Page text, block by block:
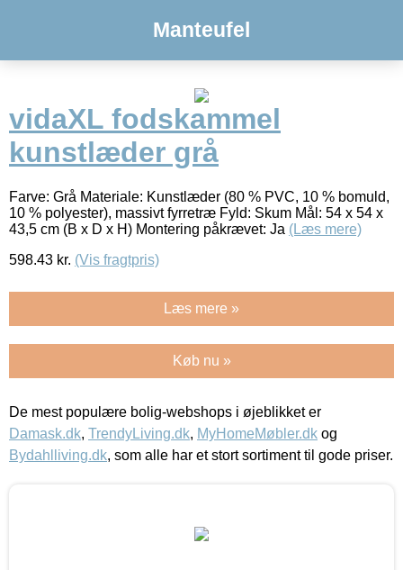
Manteufel
vidaXL fodskammel
kunstlæder grå
Farve: Grå Materiale: Kunstlæder (80 % PVC, 10 % bomuld,
10 % polyester), massivt fyrretræ Fyld: Skum Mål: 54 x 54 x
43,5 cm (B x D x H) Montering påkrævet: Ja (Læs mere)
598.43 kr. (Vis fragtpris)
Læs mere »
Køb nu »
De mest populære bolig-webshops i øjeblikket er
Damask.dk, TrendyLiving.dk, MyHomeMøbler.dk og
Bydahlliving.dk, som alle har et stort sortiment til gode priser.